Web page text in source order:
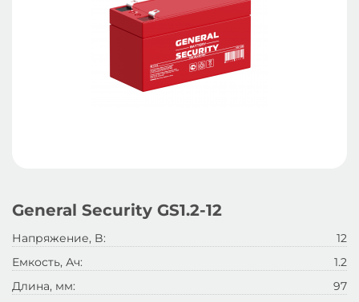
General Security GS1.2-12
Напряжение, B:
12
Емкость, Ач:
1.2
Длина, мм:
97